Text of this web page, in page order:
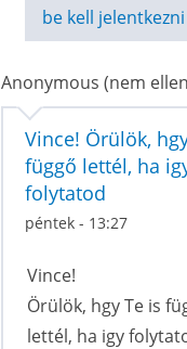
be kell jelentkezni
Anonymous (nem
Vince! Örülök,
függő lettél, ha
folytatod
péntek - 13:27
Vince!
Örülök, hgy Te is
lettél, ha igy